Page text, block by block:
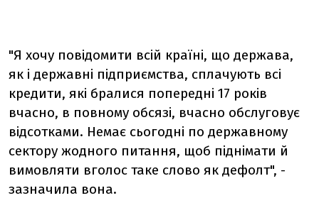
"Я хочу повідомити всій країні, що держава,
як і державні підприємства, сплачують всі
кредити, які бралися попередні 17 років
вчасно, в повному обсязі, вчасно обслуговує
відсотками. Немає сьогодні по державному
сектору жодного питання, щоб піднімати й
вимовляти вголос таке слово як дефолт", -
зазначила вона.